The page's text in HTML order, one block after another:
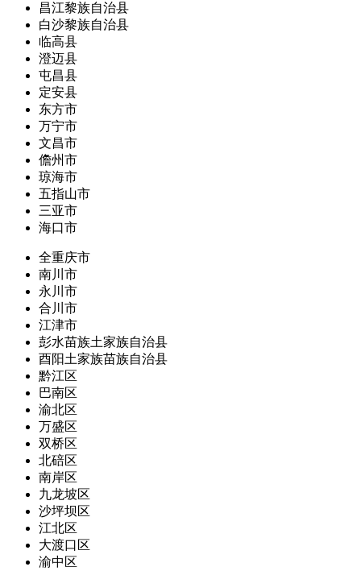
昌江黎族自治县
白沙黎族自治县
临高县
澄迈县
屯昌县
定安县
东方市
万宁市
文昌市
儋州市
琼海市
五指山市
三亚市
海口市
全重庆市
南川市
永川市
合川市
江津市
彭水苗族土家族自治县
酉阳土家族苗族自治县
黔江区
巴南区
渝北区
万盛区
双桥区
北碚区
南岸区
九龙坡区
沙坪坝区
江北区
大渡口区
渝中区